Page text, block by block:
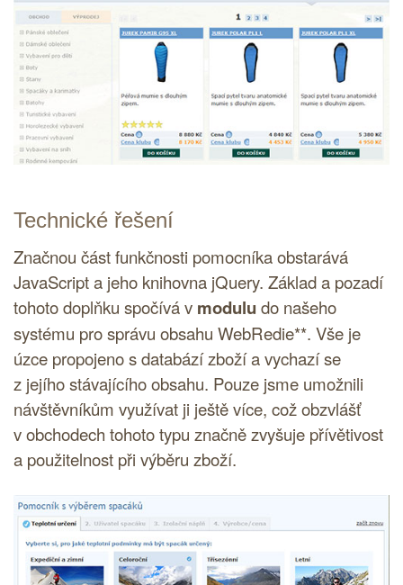
Technické řešení
Značnou část funkčnosti pomocníka obstarává
JavaScripta jeho knihovna jQuery. Základ a pozadí
tohoto doplňku spočívá v modulu do našeho
systému pro správu obsahu WebRedie**. Vše je
úzce propojeno s databází zboží a vychazí se
z jejího stávajícího obsahu. Pouze jsme umožnili
návštěvníkům využívat ji ještě více, což obzvlášť
v obchodech tohoto typu značně zvyšuje přívětivost
a použitelnost při výběru zboží.